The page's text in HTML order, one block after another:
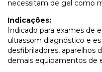
necessitam de gel como
Indicações:
Indicado para exames de
ultrassom diagnóstico e
desfibriladores, aparelhos
demais equipamentos de